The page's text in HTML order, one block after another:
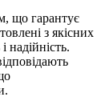
що гарантує
з якісних
надійність.